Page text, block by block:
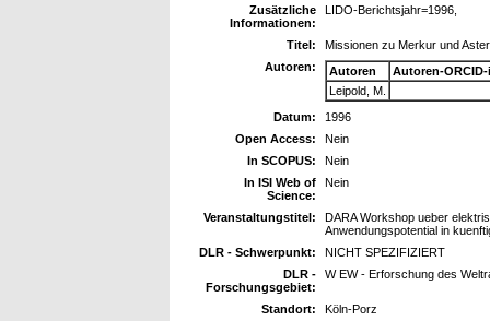
Zusätzliche
Informationen:
LIDO-Berichtsjahr=1996,
Titel:
Missionen zu Merkur und
Autoren:
Autoren
Autoren-ORCID-
Leipold, M.
Datum:
1996
Open Access:
Nein
In SCOPUS:
Nein
In ISI Web of
Science:
Nein
Veranstaltungstitel:
DARA Workshop ueber
Anwendungspotential in
DLR - Schwerpunkt:
NICHT SPEZIFIZIERT
DLR -
Forschungsgebiet:
W EW - Erforschung des
Standort:
Köln-Porz